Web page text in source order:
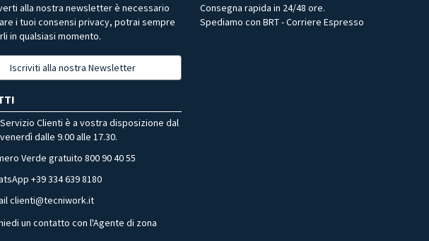
alla nostra newsletter è necessario
i tuoi consensi privacy, potrai sempre
in qualsiasi momento.
Iscriviti alla nostra Newsletter
Consegna rapida in 24/48 ore.
Spediamo con BRT - Corriere Espresso
Clienti è a vostra disposizione dal
dalle 9.00 alle 17.30.
Verde gratuito 800 90 40 55
+39 334 639 8180
clienti@tecniwork.it
un contatto con l'Agente di zona